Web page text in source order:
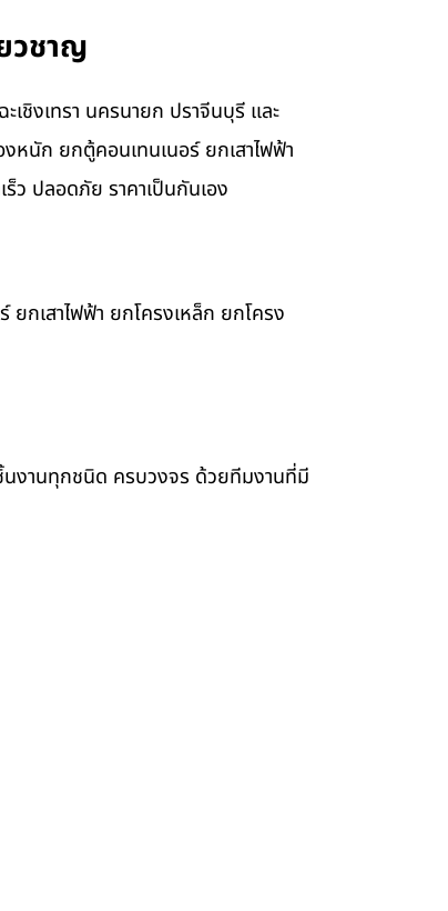
วชาญ
ชิงเทรา นครนายก ปราจีนบุรี และ
หนัก ยกตู้คอนเทนเนอร์ ยกเสาไฟฟ้า
ว ปลอดภัย ราคาเป็นกันเอง
กเสาไฟฟ้า ยกโครงเหล็ก ยกโครง
นงานทุกชนิด ครบวงจร ด้วยทีมงานที่มี